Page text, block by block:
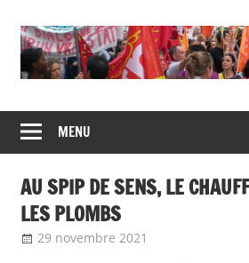
de
syndicats
CGT
insertion
probation
MENU
AU SPIP DE SENS, LE
LES PLOMBS
29 novembre 2021